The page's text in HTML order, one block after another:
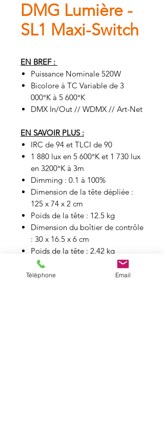
DMG Lumière -
SL1 Maxi-Switch
EN BREF :
Puissance Nominale 520W
Bicolore à TC Variable de 3
000°K à 5 600°K
DMX In/Out // WDMX // Art-Net
EN SAVOIR PLUS :
IRC de 94 et TLCI de 90
1 880 lux en 5 600°K et 1 730 lux
en 3200°K à 3m
Dimming : 0.1 à 100%
Dimension de la tête dépliée :
125 x 74 x 2 cm
Poids de la tête : 12.5 kg
Dimension du boîtier de contrôle
: 30 x 16.5 x 6 cm
Poids de la tête : 2.42 kg
IP20
Téléphone Email